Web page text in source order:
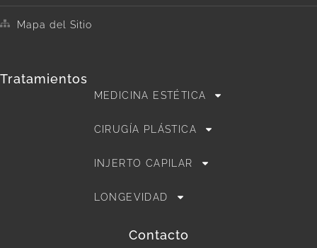
Mapa del Sitio
Tratamientos
MEDICINA ESTÉTICA
CIRUGÍA PLÁSTICA
INJERTO CAPILAR
LONGEVIDAD
Contacto